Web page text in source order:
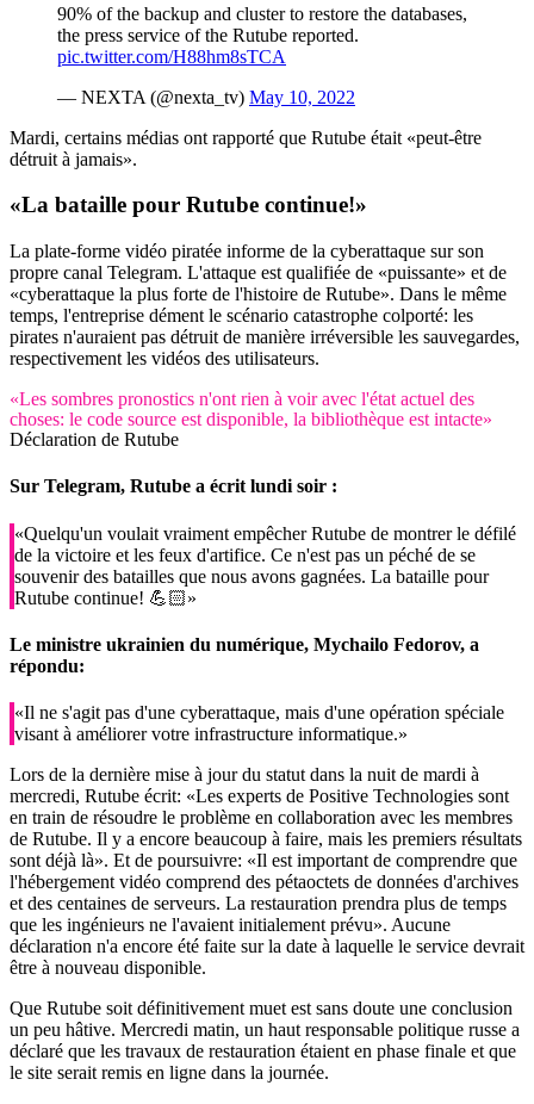
90% of the backup and cluster to restore the databases,
the press service of the Rutube reported.
pic.twitter.com/H88hm8sTCA
— NEXTA (@nexta_tv) May 10, 2022
Mardi, certains médias ont rapporté que Rutube était «peut-être
détruit à jamais».
«La bataille pour Rutube continue!»
La plate-forme vidéo piratée informe de la cyberattaque sur son
propre canal Telegram. L'attaque est qualifiée de «puissante» et de
«cyberattaque la plus forte de l'histoire de Rutube». Dans le même
temps, l'entreprise dément le scénario catastrophe colporté: les
pirates n'auraient pas détruit de manière irréversible les sauvegardes,
respectivement les vidéos des utilisateurs.
«Les sombres pronostics n'ont rien à voir avec l'état actuel des
choses: le code source est disponible, la bibliothèque est intacte»
Déclaration de Rutube
Sur Telegram, Rutube a écrit lundi soir :
«Quelqu'un voulait vraiment empêcher Rutube de montrer le défilé
de la victoire et les feux d'artifice. Ce n'est pas un péché de se
souvenir des batailles que nous avons gagnées. La bataille pour
Rutube continue! 💪🏻»
Le ministre ukrainien du numérique, Mychailo Fedorov, a
répondu:
«Il ne s'agit pas d'une cyberattaque, mais d'une opération spéciale
visant à améliorer votre infrastructure informatique.»
Lors de la dernière mise à jour du statut dans la nuit de mardi à
mercredi, Rutube écrit: «Les experts de Positive Technologies sont
en train de résoudre le problème en collaboration avec les membres
de Rutube. Il y a encore beaucoup à faire, mais les premiers résultats
sont déjà là». Et de poursuivre: «Il est important de comprendre que
l'hébergement vidéo comprend des pétaoctets de données d'archives
et des centaines de serveurs. La restauration prendra plus de temps
que les ingénieurs ne l'avaient initialement prévu». Aucune
déclaration n'a encore été faite sur la date à laquelle le service devrait
être à nouveau disponible.
Que Rutube soit définitivement muet est sans doute une conclusion
un peu hâtive. Mercredi matin, un haut responsable politique russe a
déclaré que les travaux de restauration étaient en phase finale et que
le site serait remis en ligne dans la journée.